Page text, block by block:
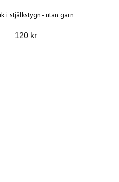
i stjälkstygn - utan garn
120 kr